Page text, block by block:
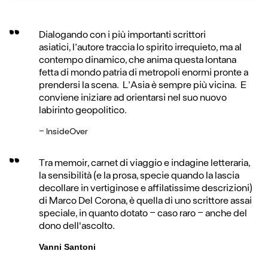
Dialogando con i più importanti scrittori
asiatici, l’autore traccia lo spirito irrequieto, ma al
contempo dinamico, che anima questa lontana
fetta di mondo patria di metropoli enormi pronte a
prendersi la scena. L’Asia è sempre più vicina. E
conviene iniziare ad orientarsi nel suo nuovo
labirinto geopolitico.
- InsideOver
Tra memoir, carnet di viaggio e indagine letteraria,
la sensibilità (e la prosa, specie quando la lascia
decollare in vertiginose e affilatissime descrizioni)
di Marco Del Corona, è quella di uno scrittore assai
speciale, in quanto dotato - caso raro - anche del
dono dell'ascolto.
Vanni Santoni